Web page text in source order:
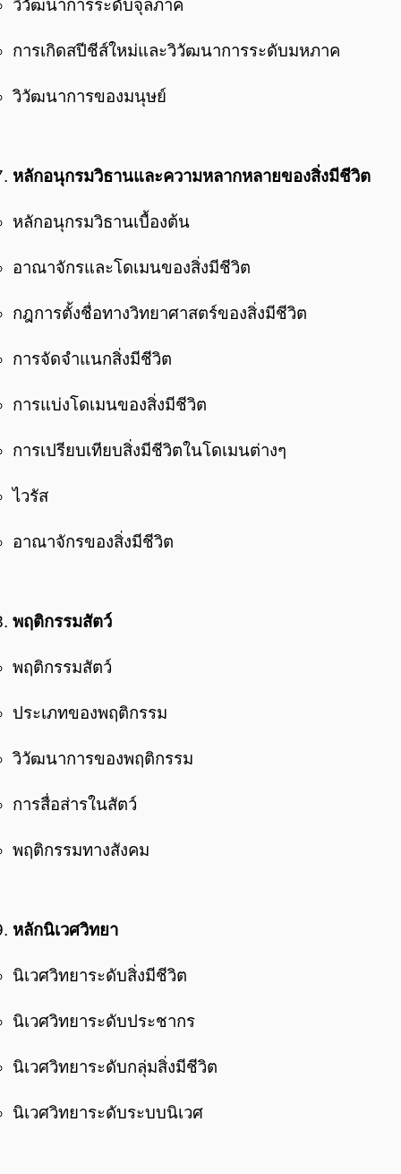
วิวัฒนาการระดับจุลภาค
การเกิดสปีชีส์ใหม่และวิวัฒนาการระดับมหภาค
วิวัฒนาการของมนุษย์
หลักอนุกรมวิธานและความหลากหลายของสิ่งมีชีวิต
หลักอนุกรมวิธานเบื้องต้น
อาณาจักรและโดเมนของสิ่งมีชีวิต
กฎการตั้งชื่อทางวิทยาศาสตร์ของสิ่งมีชีวิต
การจัดจำแนกสิ่งมีชีวิต
การแบ่งโดเมนของสิ่งมีชีวิต
การเปรียบเทียบสิ่งมีชีวิตในโดเมนต่างๆ
ไวรัส
อาณาจักรของสิ่งมีชีวิต
พฤติกรรมสัตว์
พฤติกรรมสัตว์
ประเภทของพฤติกรรม
วิวัฒนาการของพฤติกรรม
การสื่อส่ารในสัตว์
พฤติกรรมทางสังคม
หลักนิเวศวิทยา
นิเวศวิทยาระดับสิ่งมีชีวิต
นิเวศวิทยาระดับประชากร
นิเวศวิทยาระดับกลุ่มสิ่งมีชีวิต
นิเวศวิทยาระดับระบบนิเวศ